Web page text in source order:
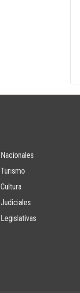
Nacionales
Turismo
Cultura
Judiciales
Legislativas